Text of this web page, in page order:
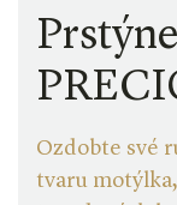
Ozdobte své
tvaru